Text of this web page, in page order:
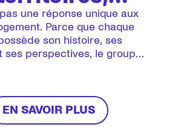
vers
pas une réponse unique aux
Parce que chaque
son histoire, ses
ses perspectives, le groupe
du groupe et ceux de
racontent cette
EN SAVOIR PLUS